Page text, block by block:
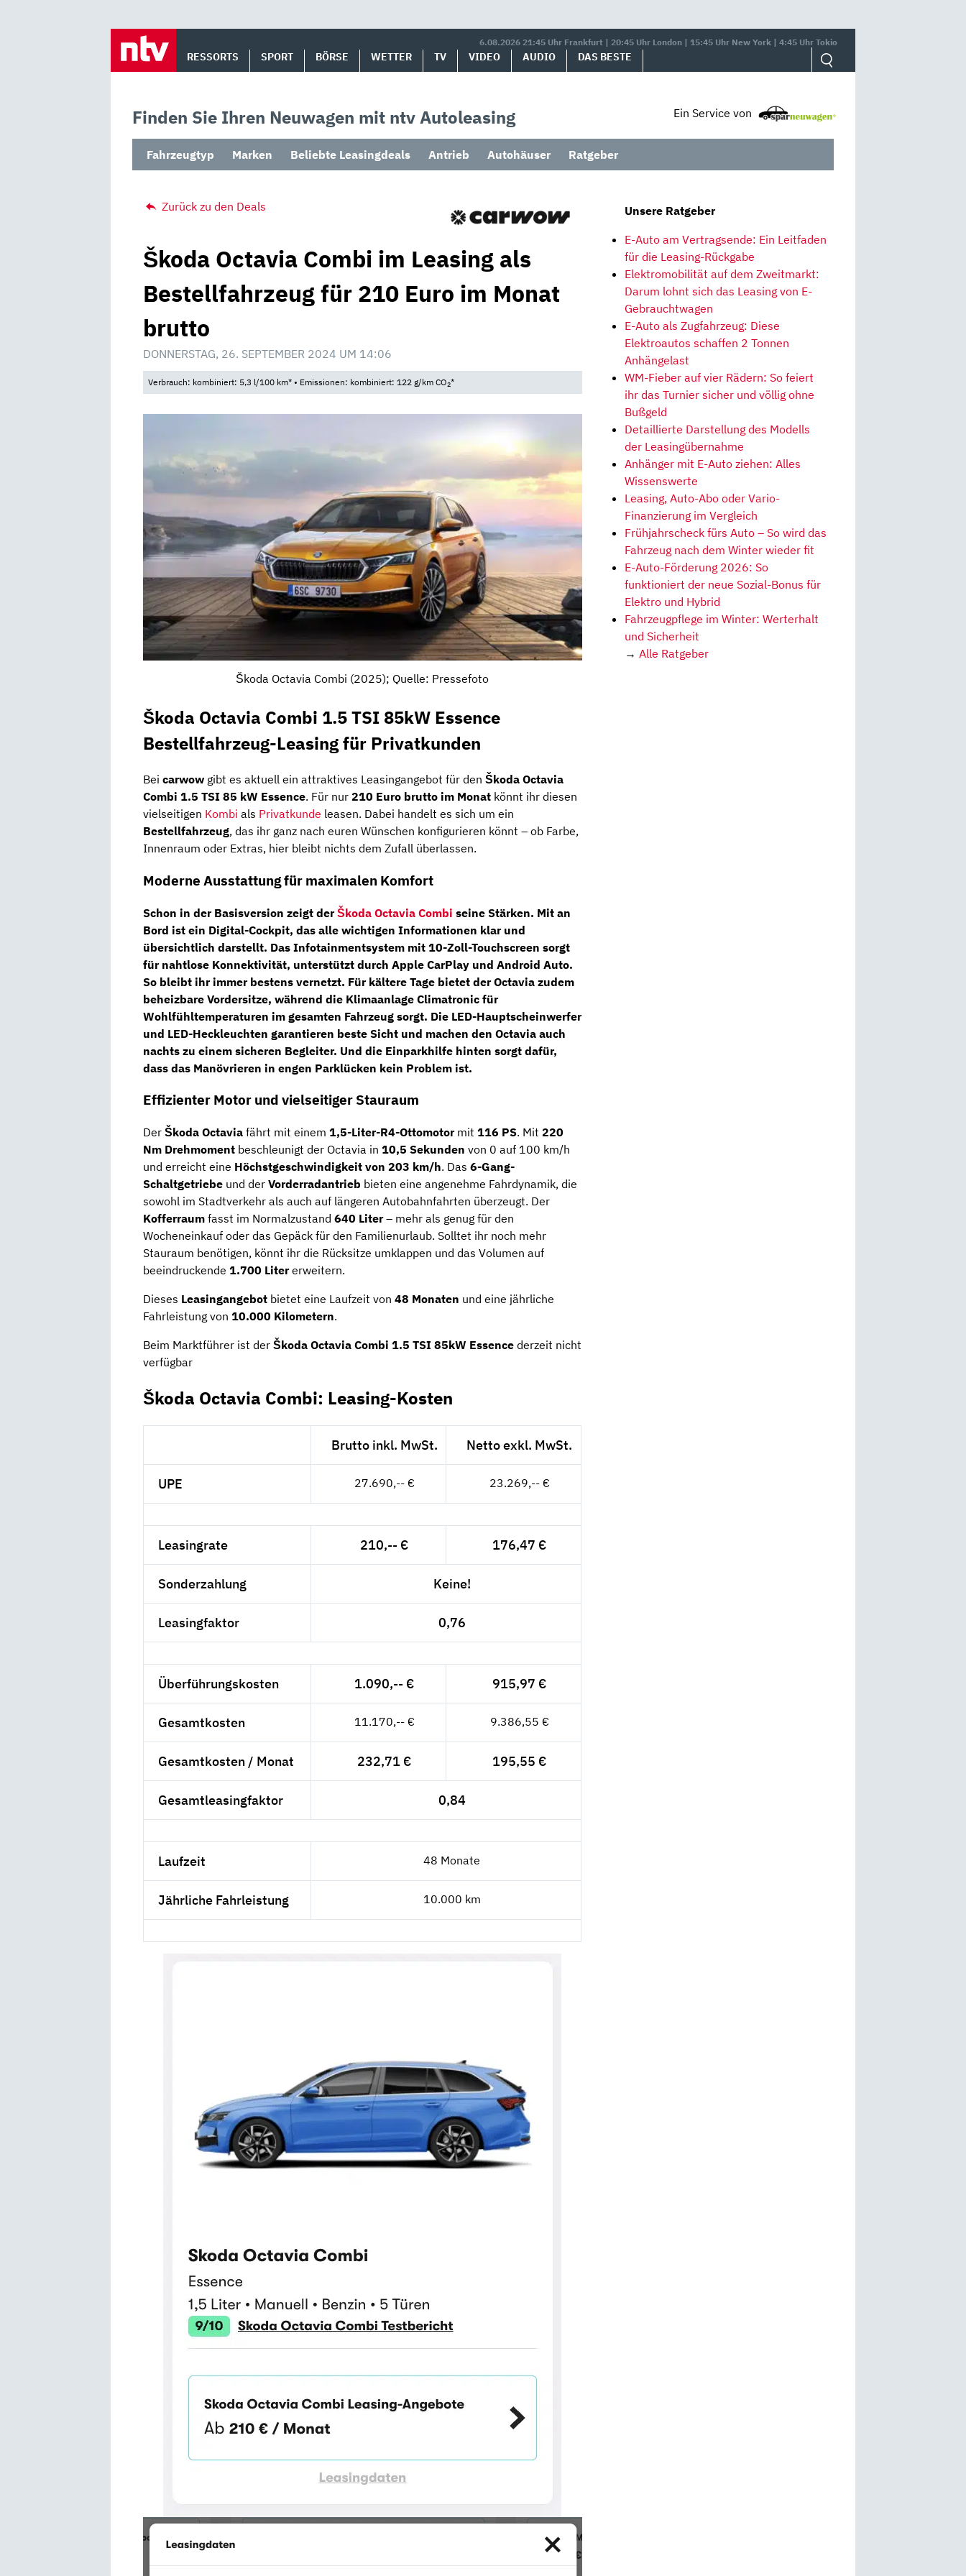
6.08.2026 21:45 Uhr Frankfurt | 20:45 Uhr London | 15:45 Uhr New York | 4:45 Uhr Tokio
RESSORTS SPORT BÖRSE WETTER TV VIDEO AUDIO DAS BESTE
Finden Sie Ihren Neuwagen mit ntv Autoleasing Ein Service von
Fahrzeugtyp Marken Beliebte Leasingdeals Antrieb Autohäuser Ratgeber
Zurück zu den Deals
Škoda Octavia Combi im Leasing als
Bestellfahrzeug für 210 Euro im Monat
brutto
DONNERSTAG, 26. SEPTEMBER 2024 UM 14:06
Verbrauch: kombiniert: 5,3 l/100 km* • Emissionen: kombiniert: 122 g/km CO2*
Škoda Octavia Combi (2025); Quelle: Pressefoto
Škoda Octavia Combi 1.5 TSI 85kW Essence
Bestellfahrzeug-Leasing für Privatkunden
Bei carwow gibt es aktuell ein attraktives Leasingangebot für den Škoda Octavia
Combi 1.5 TSI 85 kW Essence. Für nur 210 Euro brutto im Monat könnt ihr diesen
vielseitigen Kombi als Privatkunde leasen. Dabei handelt es sich um ein
Bestellfahrzeug, das ihr ganz nach euren Wünschen konfigurieren könnt – ob Farbe,
Innenraum oder Extras, hier bleibt nichts dem Zufall überlassen.
Moderne Ausstattung für maximalen Komfort
Schon in der Basisversion zeigt derŠkoda Octavia Combi seine Stärken. Mit an
Bord ist ein Digital-Cockpit, das alle wichtigen Informationen klar und
übersichtlich darstellt. Das Infotainmentsystem mit 10-Zoll-Touchscreen sorgt
für nahtlose Konnektivität, unterstützt durch Apple CarPlay und Android Auto.
So bleibt ihr immer bestens vernetzt. Für kältere Tage bietet der Octavia zudem
beheizbare Vordersitze, während die Klimaanlage Climatronic für
Wohlfühltemperaturen im gesamten Fahrzeug sorgt. Die LED-Hauptscheinwerfer
und LED-Heckleuchten garantieren beste Sicht und machen den Octavia auch
nachts zu einem sicheren Begleiter. Und die Einparkhilfe hinten sorgt dafür,
dass das Manövrieren in engen Parklücken kein Problem ist.
Effizienter Motor und vielseitiger Stauraum
Der Škoda Octavia fährt mit einem 1,5-Liter-R4-Ottomotormit 116 PS. Mit 220
Nm Drehmoment beschleunigt der Octavia in 10,5 Sekunden von 0 auf 100 km/h
und erreicht eine Höchstgeschwindigkeit von 203 km/h. Das 6-Gang-
Schaltgetriebe und der Vorderradantrieb bieten eine angenehme Fahrdynamik, die
sowohl im Stadtverkehr als auch auf längeren Autobahnfahrten überzeugt. Der
Kofferraum fasst im Normalzustand 640 Liter– mehr als genug für den
Wocheneinkauf oder das Gepäck für den Familienurlaub. Solltet ihr noch mehr
Stauraum benötigen, könnt ihr die Rücksitze umklappen und das Volumen auf
beeindruckende 1.700 Litererweitern.
Dieses Leasingangebot bietet eine Laufzeit von 48 Monaten und eine jährliche
Fahrleistung von 10.000 Kilometern.
Beim Marktführer ist der Škoda Octavia Combi 1.5 TSI 85kW Essence derzeit nicht
verfügbar
Škoda Octavia Combi: Leasing-Kosten
Brutto inkl. MwSt. Netto exkl. MwSt.
UPE 27.690,-- € 23.269,-- €
Leasingrate 210,-- € 176,47 €
Sonderzahlung Keine!
Leasingfaktor 0,76
Überführungskosten 1.090,-- € 915,97 €
Gesamtkosten 11.170,-- € 9.386,55 €
Gesamtkosten / Monat 232,71 € 195,55 €
Gesamtleasingfaktor 0,84
Laufzeit 48 Monate
Jährliche Fahrleistung 10.000 km
Unsere Ratgeber
E-Auto am Vertragsende: Ein Leitfaden
für die Leasing-Rückgabe
Elektromobilität auf dem Zweitmarkt:
Darum lohnt sich das Leasing von E-
Gebrauchtwagen
E-Auto als Zugfahrzeug: Diese
Elektroautos schaffen 2 Tonnen
Anhängelast
WM-Fieber auf vier Rädern: So feiert
ihr das Turnier sicher und völlig ohne
Bußgeld
Detaillierte Darstellung des Modells
der Leasingübernahme
Anhänger mit E-Auto ziehen: Alles
Wissenswerte
Leasing, Auto-Abo oder Vario-
Finanzierung im Vergleich
Frühjahrscheck fürs Auto – So wird das
Fahrzeug nach dem Winter wieder fit
E-Auto-Förderung 2026: So
funktioniert der neue Sozial-Bonus für
Elektro und Hybrid
Fahrzeugpflege im Winter: Werterhalt
und Sicherheit
→ Alle Ratgeber